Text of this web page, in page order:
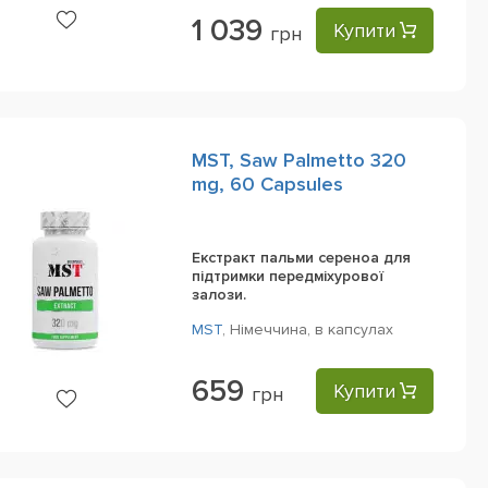
1 039 грн Купити
MST, Saw Palmetto 320
mg, 60 Capsules
Екстракт пальми сереноа для
підтримки передміхурової
залози.
MST, Німеччина, в капсулах
659 грн Купити